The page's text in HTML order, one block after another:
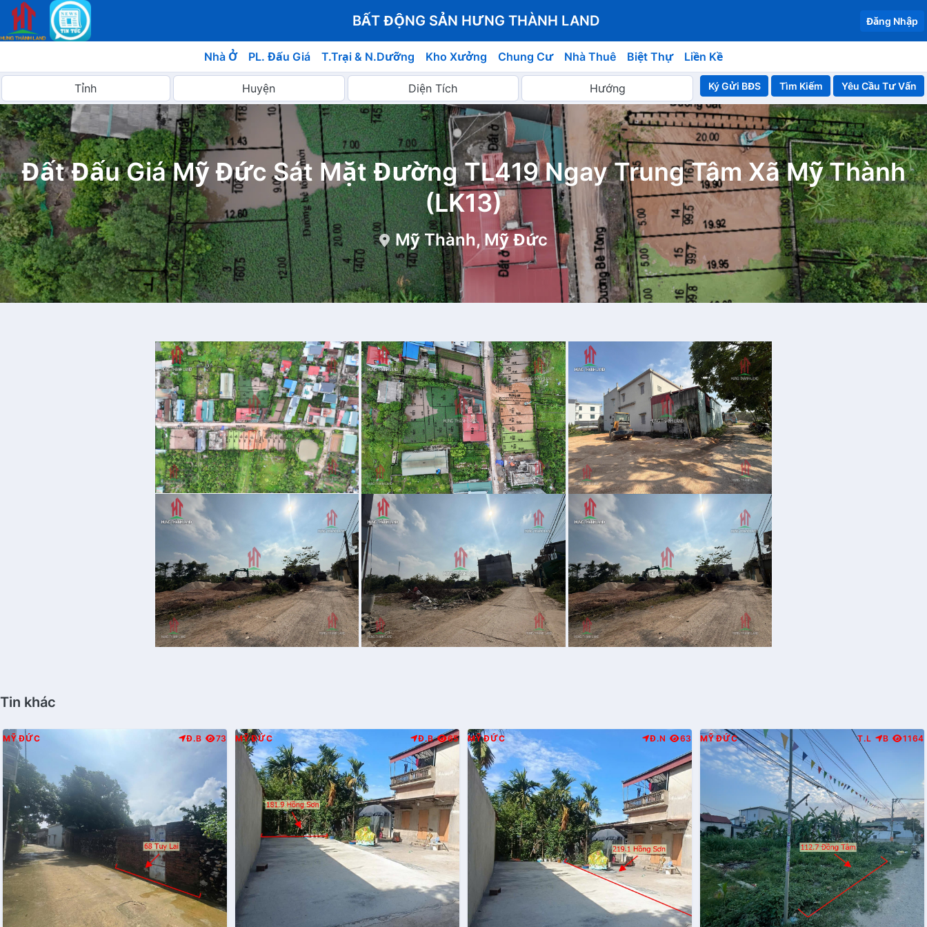
BẤT ĐỘNG SẢN HƯNG THÀNH LAND Đăng Nhập
Nhà Ở PL. Đấu Giá T.Trại & N.Dưỡng Kho Xưởng Chung Cư Nhà Thuê Biệt Thự Liền Kề
Ký Gửi BĐS Yêu Cầu Tư Vấn
Đất Đấu Giá Mỹ Đức Sát Mặt Đường TL419 Ngay Trung Tâm Xã Mỹ Thành
(LK13)
Mỹ Thành, Mỹ Đức
Tin khác
MỸ ĐỨC Đ.B 73 MỸ ĐỨC Đ.B 65 MỸ ĐỨC Đ.N 63 MỸ ĐỨC T.L B 1164